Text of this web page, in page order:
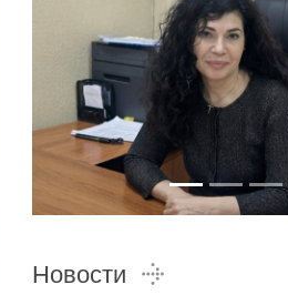
Новости